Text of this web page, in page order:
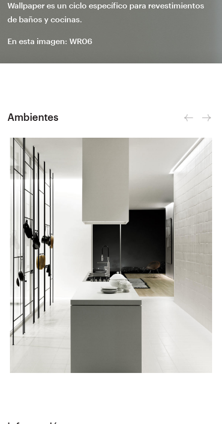
Wallpaper es un ciclo específico para revestimientos
de baños y cocinas.
En esta imagen: WR06
Ambientes